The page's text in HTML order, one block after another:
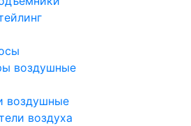
воздушные
воздушные
воздуха